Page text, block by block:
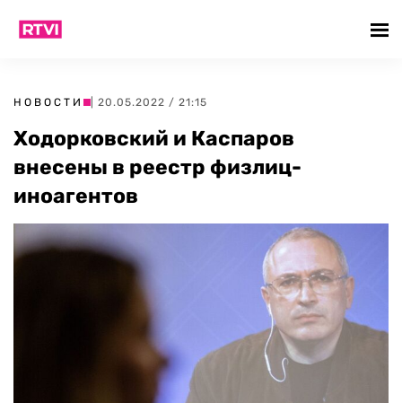
НОВОСТИ | 20.05.2022 / 21:15
Ходорковский и Каспаров
внесены в реестр физлиц-
иноагентов